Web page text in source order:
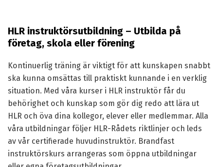
HLR instruktörsutbildning – Utbilda på
företag, skola eller förening
Kontinuerlig träning är viktigt för att kunskapen snabbt
ska kunna omsättas till praktiskt kunnande i en verklig
situation. Med våra kurser i HLR instruktör får du
behörighet och kunskap som gör dig redo att lära ut
HLR och öva dina kollegor, elever eller medlemmar. Alla
våra utbildningar följer HLR-Rådets riktlinjer och leds
av vår certifierade huvudinstruktör. Brandfast
instruktörskurs arrangeras som öppna utbildningar